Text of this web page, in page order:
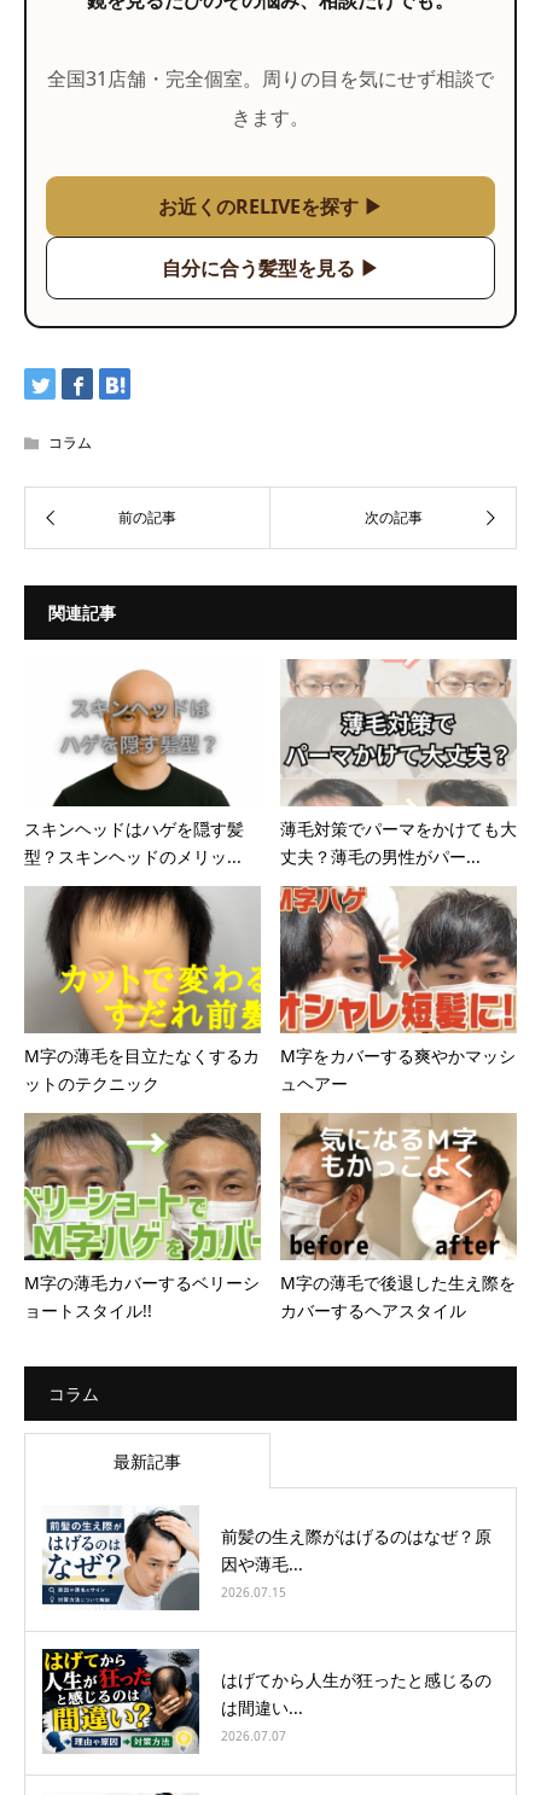
全国31店舗・完全個室。周りの目を気にせず相談で
きます。
お近くのRELIVEを探す ▶
自分に合う髪型を見る ▶
コラム
関連記事
スキンヘッドはハゲを隠す髪
型？スキンヘッドのメリッ...
薄毛対策でパーマをかけても大
丈夫？薄毛の男性がパー...
M字の薄毛を目立たなくするカ
ットのテクニック
M字をカバーする爽やかマッシ
ュヘアー
M字の薄毛カバーするベリーシ
ョートスタイル!!
M字の薄毛で後退した生え際を
カバーするヘアスタイル
コラム
最新記事
前髪の生え際がはげるのはなぜ？原
因や薄毛...
2026.07.15
はげてから人生が狂ったと感じるの
は間違い...
2026.07.07